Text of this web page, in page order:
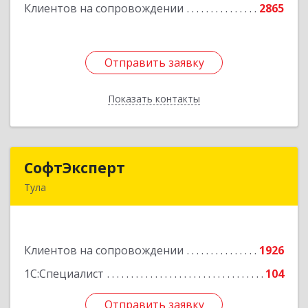
Клиентов на сопровождении 2865
Отправить заявку
Показать контакты
Подробнее
Отправить заявку
Назад
СофтЭксперт
Тула
Клиентов на сопровождении
1926
1С:Специалист
104
Отправить заявку
Подробнее
Отправить заявку